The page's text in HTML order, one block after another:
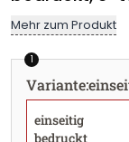
Mehr zum Produkt
1
Variante:
einseitig
bedruckt